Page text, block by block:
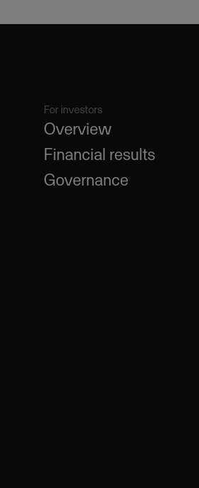
For investors
Overview
Financial results
Governance